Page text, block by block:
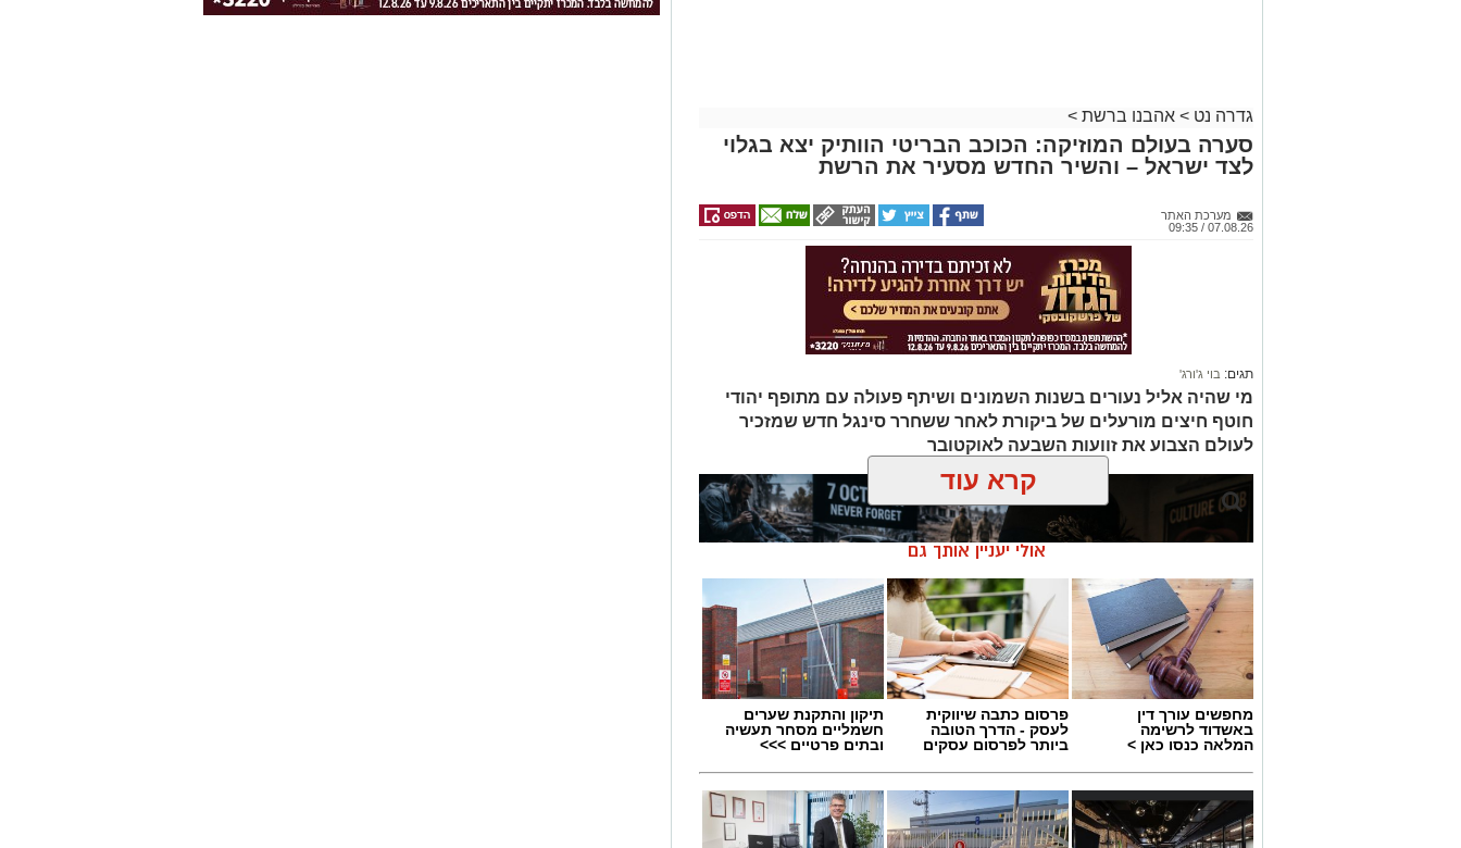
גדרה נט > אהבנו ברשת >
סערה בעולם המוזיקה: הכוכב הבריטי הוותיק יצא בגלוי
לצד ישראל – והשיר החדש מסעיר את הרשת
מערכת האתר
07.08.26 / 09:35
תגים: בוי ג'ורג'
מי שהיה אליל נעורים בשנות השמונים ושיתף פעולה עם מתופף יהודי
חוטף חיצים מורעלים של ביקורת לאחר ששחרר סינגל חדש שמזכיר
לעולם הצבוע את זוועות השבעה לאוקטובר
קרא עוד
אולי יעניין אותך גם
מחפשים עורך דין
באשדוד לרשימה
המלאה כנסו כאן >
פרסום כתבה שיווקית
לעסק - הדרך הטובה
ביותר לפרסום עסקים
תיקון והתקנת שערים
חשמליים מסחר תעשיה
ובתים פרטיים >>>